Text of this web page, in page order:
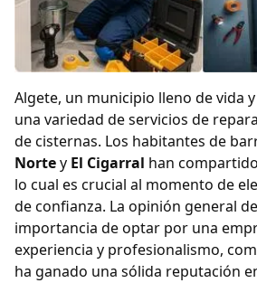
Algete, un municipio lleno de vida
una variedad de servicios de
de cisternas. Los habitantes de
Nortey El Cigarral han
lo cual es crucial al momento de
de confianza. La opinión general
importancia de optar por una
experiencia y profesionalismo,
ha ganado una sólida reputación